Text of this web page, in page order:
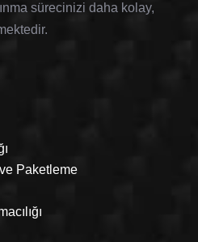
sürecinizi daha kolay,
Paketleme